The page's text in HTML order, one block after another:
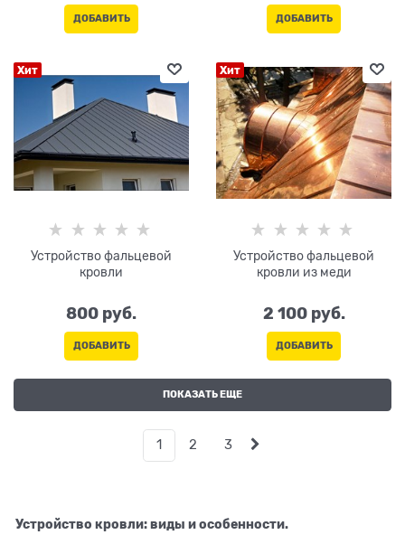
ДОБАВИТЬ ДОБАВИТЬ
Хит
Устройство фальцевой
кровли
800 руб.
ДОБАВИТЬ
Хит
Устройство фальцевой
кровли из меди
2 100 руб.
ДОБАВИТЬ
ПОКАЗАТЬ ЕЩЕ
1 2 3
Устройство кровли: виды и особенности.